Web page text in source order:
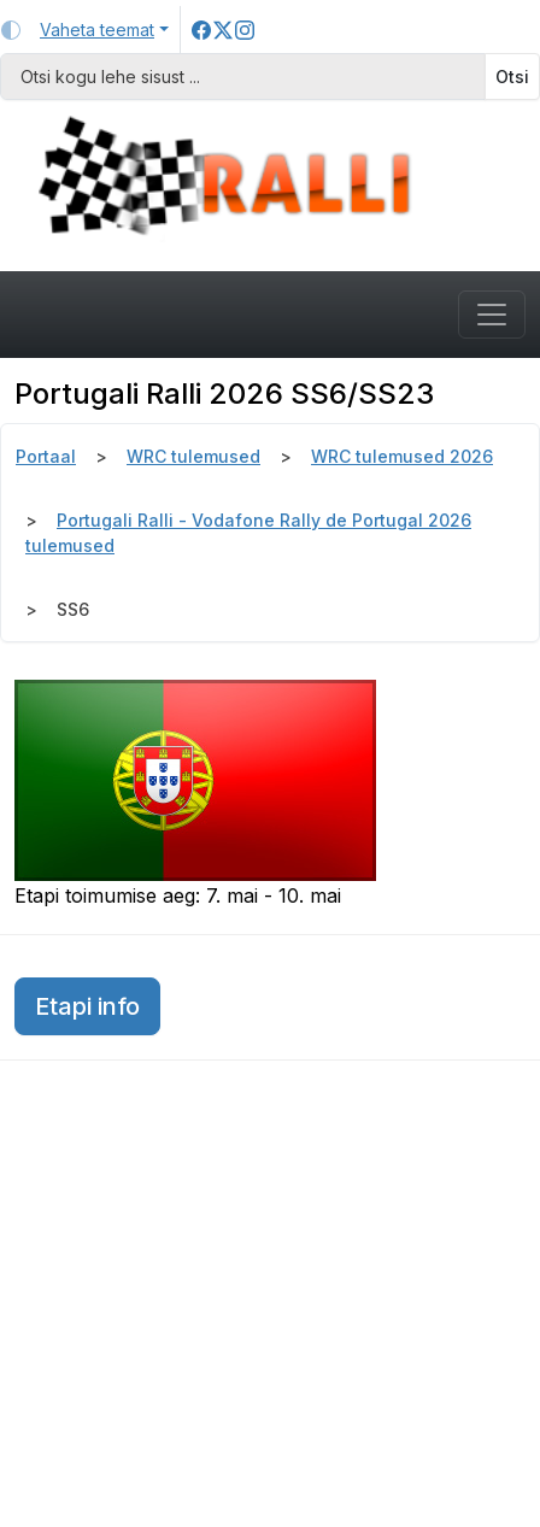
Vaheta teemat
Otsi
Portugali Ralli 2026 SS6/SS23
Portaal WRC tulemused WRC tulemused 2026
Portugali Ralli - Vodafone Rally de Portugal 2026
tulemused
SS6
Etapi toimumise aeg: 7. mai - 10. mai
Etapi info